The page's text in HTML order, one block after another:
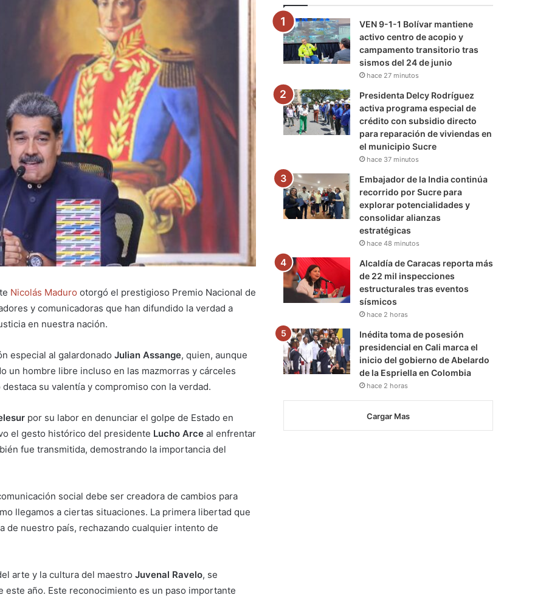
Nicolás Maduro otorgó el prestigioso Premio Nacional de
y comunicadoras que han difundido la verdad a
en nuestra nación.
especial al galardonado Julian Assange, quien, aunque
un hombre libre incluso en las mazmorras y cárceles
su valentía y compromiso con la verdad.
por su labor en denunciar el golpe de Estado en
el gesto histórico del presidente Lucho Arce al enfrentar
fue transmitida, demostrando la importancia del
social debe ser creadora de cambios para
llegamos a ciertas situaciones. La primera libertad que
de nuestro país, rechazando cualquier intento de
arte y la cultura del maestro Juvenal Ravelo, se
año. Este reconocimiento es un paso importante
o
k
r
e
r
a
m
a
m
VEN 9-1-1 Bolívar mantiene
activo centro de acopio y
campamento transitorio tras
sismos del 24 de junio
hace 27 minutos
Presidenta Delcy Rodríguez
activa programa especial de
crédito con subsidio directo
para reparación de viviendas en
el municipio Sucre
hace 37 minutos
Embajador de la India continúa
recorrido por Sucre para
explorar potencialidades y
consolidar alianzas
estratégicas
hace 48 minutos
Alcaldía de Caracas reporta más
de 22 mil inspecciones
estructurales tras eventos
sísmicos
hace 2 horas
Inédita toma de posesión
presidencial en Cali marca el
inicio del gobierno de Abelardo
de la Espriella en Colombia
hace 2 horas
Cargar Mas